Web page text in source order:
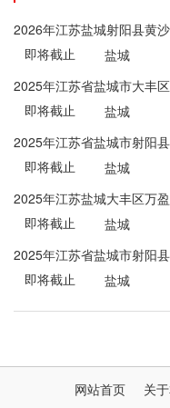
2026年江苏盐城射阳县黄
作人员7人公告
即将截止
盐城
2025年江苏省盐城市大丰
人专职委员公告
即将截止
盐城
2025年江苏省盐城市射阳
管理员公告
即将截止
盐城
2025年江苏盐城大丰区万
公告
即将截止
盐城
2025年江苏省盐城市射阳
区）工作人员公告
即将截止
盐城
网站首页 关